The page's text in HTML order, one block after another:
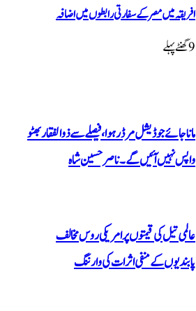
افریقہ میں مصر کے سفارتی رابطوں میں اضافہ
9 گھنٹےپہلے
ماناجائے جوڈیشل مرڈر ہوا، فیصلے سے ذوالفقار بھٹو
واپس نہیں آئیں گے۔ ناصر حسین شاہ
عالمی تیل کی قیمتوں پر امریکی روس مخالف
پابندیوں کے منفی اثرات کی وارننگ